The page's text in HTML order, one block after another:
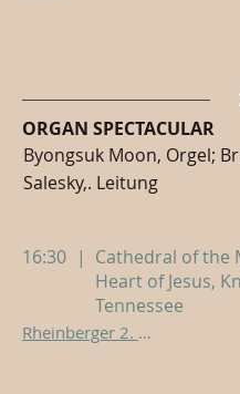
ORGAN SPECTACULAR
Byongsuk Moon, Orgel;
Salesky,. Leitung
16:30 | Cathedral of the
Heart of Jesus,
Tennessee
Rheinberger 2. Orgelkonzert